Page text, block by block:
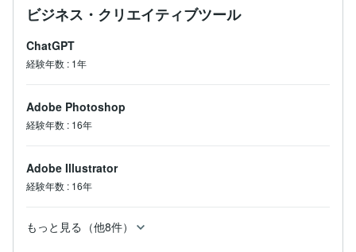
ビジネス・クリエイティブツール
ChatGPT
経験年数 : 1年
Adobe Photoshop
経験年数 : 16年
Adobe Illustrator
経験年数 : 16年
もっと見る（他8件）